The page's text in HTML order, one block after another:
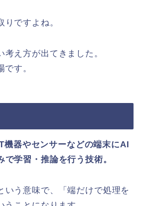
ですよね。
考え方が出てきました。
です。
機器やセンサーなどの端末にAI
で学習・推論を行う技術。
いう意味で、「端だけで処理を